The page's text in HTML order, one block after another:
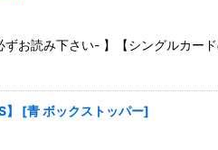
ずお読み下さい- 】【シングルカ
[青 ボックストッパー]